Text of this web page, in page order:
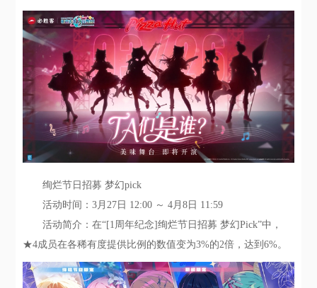
绚烂节日招募 梦幻pick
活动时间：3月27日 12:00 ～ 4月8日 11:59
活动简介：在“[1周年纪念]绚烂节日招募 梦幻Pick”中，
★4成员在各稀有度提供比例的数值变为3%的2倍，达到6%。